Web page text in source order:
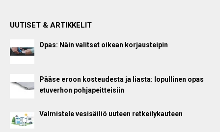
UUTISET & ARTIKKELIT
Opas: Näin valitset oikean korjausteipin
Pääse eroon kosteudesta ja liasta: lopullinen opas
etuverhon pohjapeitteisiin
Valmistele vesisäiliö uuteen retkeilykauteen